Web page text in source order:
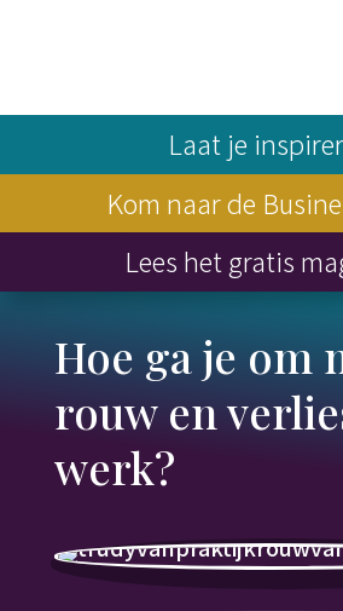
Laat je
Kom naar de
Lees het gratis
Hoe ga je om
rouw en
werk?